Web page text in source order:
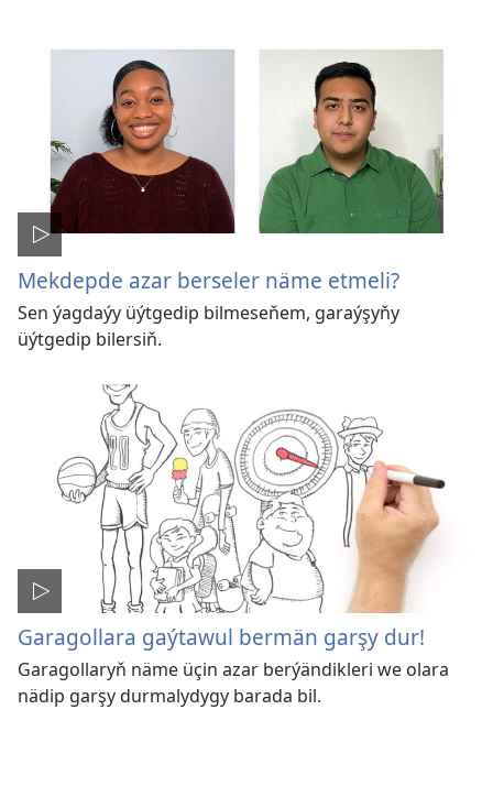
Mekdepde azar berseler näme etmeli?
Sen ýagdaýy üýtgedip bilmeseňem, garaýşyňy
üýtgedip bilersiň.
Garagollara gaýtawul bermän garşy dur!
Garagollaryň näme üçin azar berýändikleri we olara
nädip garşy durmalydygy barada bil.